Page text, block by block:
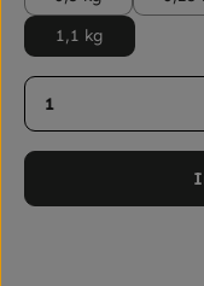
1,1 kg
Produkt Anzahl: